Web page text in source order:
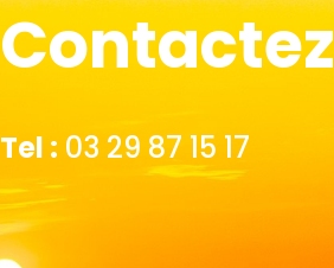
Contactez
Tel : 03 29 87 15 17